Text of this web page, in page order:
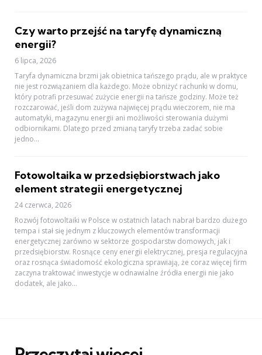
Czy warto przejść na taryfę dynamiczną
energii?
6 lipca, 2026
Taryfa dynamiczna brzmi jak obietnica tańszego prądu, ale w praktyce
nie jest rozwiązaniem dla każdego. Może obniżyć rachunki w domu,
który potrafi przesuwać zużycie energii na tańsze godziny. Może też
rozczarować, jeśli dom zużywa najwięcej prądu wieczorem, nie ma
automatyki, magazynu energii ani możliwości sterowania dużymi
odbiornikami. Dlatego przed zmianą taryfy trzeba zadać sobie
jedno...
Fotowoltaika w przedsiębiorstwach jako
element strategii energetycznej
24 czerwca, 2026
Rozwój fotowoltaiki w Polsce w ostatnich latach nabrał bardzo dużego
tempa i stał się jednym z kluczowych elementów transformacji
energetycznej zarówno w sektorze gospodarstw domowych, jak i
przedsiębiorstw. Rosnące ceny energii elektrycznej, presja regulacyjna
oraz rosnąca świadomość ekologiczna sprawiają, że coraz więcej firm
zaczyna traktować inwestycje w odnawialne źródła energii nie jako
dodatek, ale jako...